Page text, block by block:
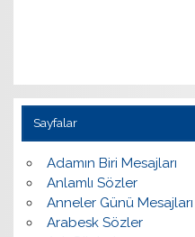
Sayfalar
Adamın Biri Mesajları
Anlamlı Sözler
Anneler Günü Mesajları
Arabesk Sözler